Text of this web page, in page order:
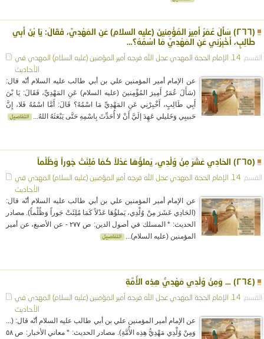
(٢٦٦) سَأَلَ عُمَرُ أَمِيرَ المُؤْمِنينَ (عليه السلام) عَنِ المَهْدِيِّ، فَقَالَ: يَا بْنَ أَبِي
طَالِبٍ، أَخْبِرْنِي عَنِ المَهْدِيِّ مَا اسْمُهُ؟…
القسم: 14. الإمام الحجة المهدي عجل الله فرجه أمير المؤمنين (عليه السلام) المهدي في
الأحاديث
عن الإمام أمير المؤمنين علي بن أبي طالب عليه السلام أنّه قال:
(سَأَلَ عُمَرُ أَمِيرَ المُؤْمِنينَ (عليه السلام) عَنِ المَهْدِيِّ، فَقَالَ: يَا بْنَ
أَبِي طَالِبٍ، أَخْبِرْنِي عَنِ المَهْدِيِّ مَا اسْمُهُ؟ قَالَ: أَمَّا اسْمُهُ فَلا، إِنَّ
حَبيبِي وَخَليلي عَهِدَ إلَيَّ أَنْ لا أُحَدِّثَ بِاسْمِهِ حَتَّى يَبْعَثَهُ اللهُ...
(٢٦٥) الحَادِي عَشَرَ مِنْ وُلْدِي، يَملؤُهَا عَدْلاً كَمَا مُلِئَتْ جَوراً وَظُلْماً
القسم: 14. الإمام الحجة المهدي عجل الله فرجه أمير المؤمنين (عليه السلام) المهدي في
الأحاديث
عن الإمام أمير المؤمنين علي بن أبي طالب عليه السلام أنّه قال:
(الحَادِي عَشَرَ مِنْ وُلْدِي، يَملؤُهَا عَدْلاً كَمَا مُلِئَتْ جَوراً وَظُلْماً). مصادر
الحديث: * المسلك في أصول الدين: ص ٢٧٧ - عن الأصبغ، عن أمير
المؤمنين (عليه السلام)...
(٢٦٤) … وَمِنْ وُلْدِي مَهْدِيُّ هِذِه الأُمَّةِ
القسم: 14. الإمام الحجة المهدي عجل الله فرجه أمير المؤمنين (عليه السلام) المهدي في
الأحاديث
عن الإمام أمير المؤمنين علي بن أبي طالب عليه السلام أنّه قال: (...
وَمِنْ وُلْدِي مَهْدِيُّ هِذِه الأُمَّةِ). مصادر الحديث: * معاني الأخبار: ص ٥٨